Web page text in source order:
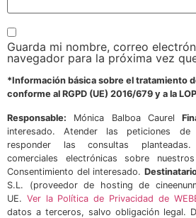
Guarda mi nombre, correo
navegador para la próxima vez
*Información básica sobre el tratamiento
conforme al RGPD (UE) 2016/679 y a la
Responsable: Mónica Balboa Caurel
interesado. Atender las peticiones
responder las consultas planteadas.
comerciales electrónicas sobre
Consentimiento del interesado.
S.L. (proveedor de hosting de
UE. Ver la Política de Privacidad de
datos a terceros, salvo obligación legal.